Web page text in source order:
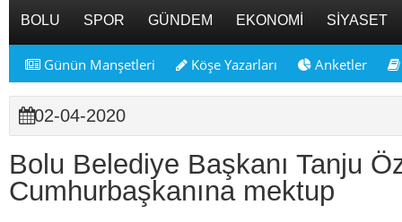
BOLU SPOR GÜNDEM EKONOMİ SİYASET
Günün Manşetleri Köşe Yazarları Anketler
02-04-2020
Bolu Belediye Başkanı Tanju
Cumhurbaşkanına mektup